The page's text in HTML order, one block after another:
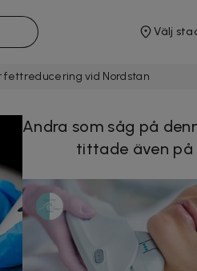
Välj
fettreducering vid Nordstan
Andra som såg på
tittade även på